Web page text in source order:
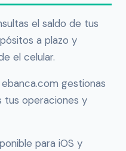
el saldo de tus
a plazo y
el celular.
gestionas
tus operaciones y
para iOS y